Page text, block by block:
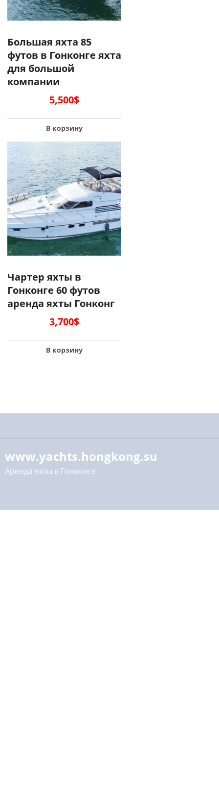
Большая яхта 85
футов в Гонконге яхта
для большой
компании
5,500$
В корзину
Чартер яхты в
Гонконге 60 футов
аренда яхты Гонконг
3,700$
В корзину
www.yachts.hongkong.su
Аренда яхты в Гонконге